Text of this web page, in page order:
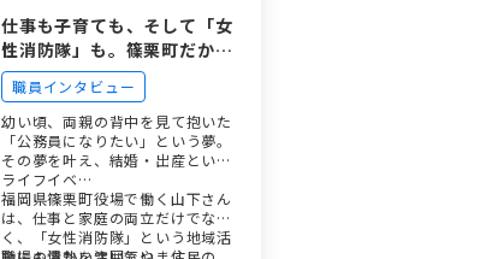
仕事も子育ても、そして「女
性消防隊」も。篠栗町だから
叶う、私らしい公務員のカタ
チ職員インタビュー
幼い頃、両親の背中を見て抱いた
「公務員になりたい」という夢。
その夢を叶え、結婚・出産という
ライフイベ…
福岡県篠栗町役場で働く山下さん
は、仕事と家庭の両立だけでな
く、「女性消防隊」という地域活